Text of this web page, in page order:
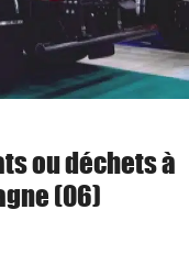
ou déchets à
(06)